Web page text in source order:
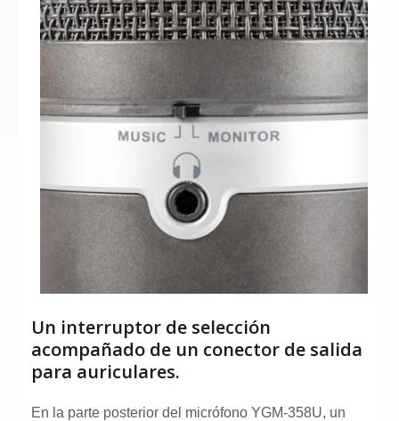
Un interruptor de selección
acompañado de un conector de salida
para auriculares.
En la parte posterior del micrófono YGM-358U, un